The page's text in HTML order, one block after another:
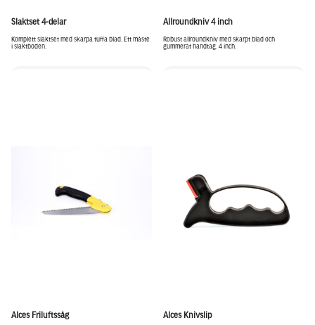
Slaktset 4-delar
Komplett slaktset med skarpa tuffa blad. Ett måste
i slaktboden.
Allroundkniv 4 inch
Robust allroundkniv med skarpt blad och
gummerat handtag. 4 inch.
Alces Friluftssåg Alces Knivslip